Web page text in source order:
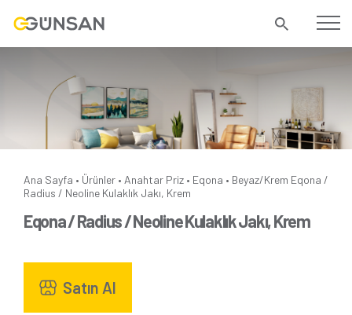
Ana Sayfa • Ürünler • Anahtar Priz • Eqona • Beyaz/Krem Eqona /
Radius / Neoline Kulaklık Jakı, Krem
Eqona / Radius / Neoline Kulaklık Jakı, Krem
Satın Al